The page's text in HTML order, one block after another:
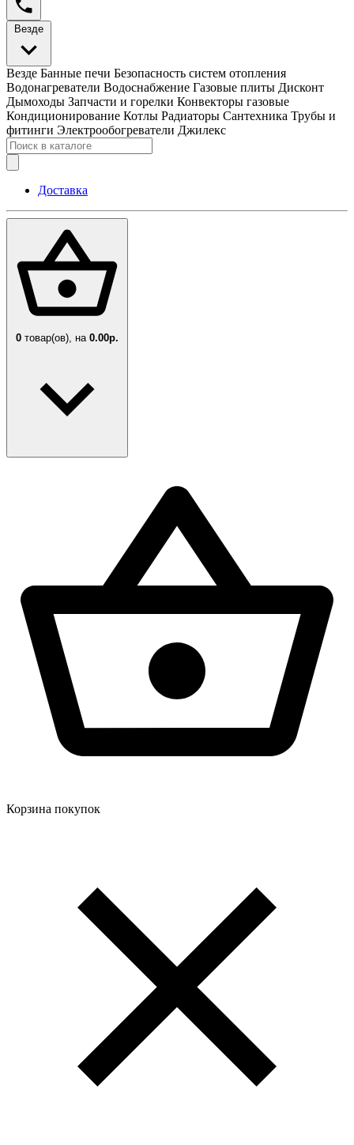
Везде
Везде Банные печи Безопасность систем отопления
Водонагреватели Водоснабжение Газовые плиты Дисконт
Дымоходы Запчасти и горелки Конвекторы газовые
Кондиционирование Котлы Радиаторы Сантехника Трубы и
фитинги Электрообогреватели Джилекс
Доставка
0 товар(ов), на 0.00р.
Корзина покупок